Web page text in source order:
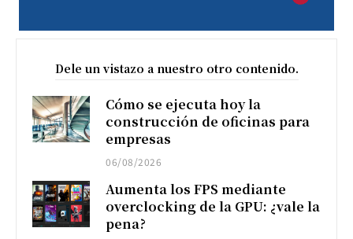
Dele un vistazo a nuestro otro contenido.
Cómo se ejecuta hoy la
construcción de oficinas para
empresas
06/08/2026
Aumenta los FPS mediante
overclocking de la GPU: ¿vale la
pena?